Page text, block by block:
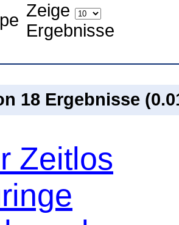
Zeige
Ergebnisse
18 Ergebnisse
Zeitlos